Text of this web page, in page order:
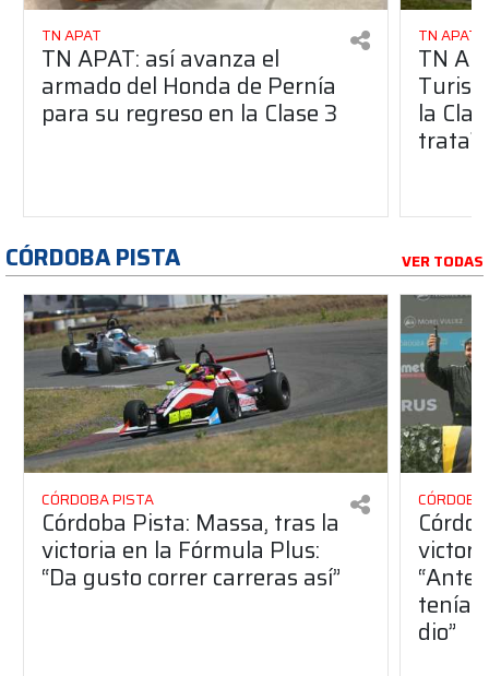
TN APAT
TN APAT: así avanza el
armado del Honda de Pernía
para su regreso en la Clase 3
TN APAT
TN
la
trata?
CÓRDOBA PISTA VER TODAS
CÓRDOBA PISTA
Córdoba Pista: Massa, tras la
victoria en la Fórmula Plus:
“Da gusto correr carreras así”
dio”